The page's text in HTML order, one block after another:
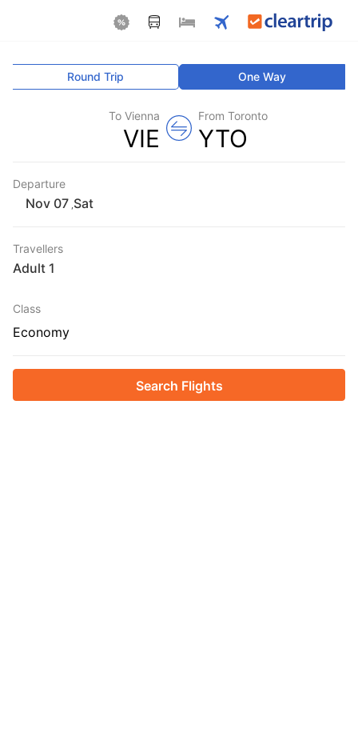
One Way
Round Trip
From Toronto
YTO
To Vienna
VIE
Departure
Sat
Travellers
1 Adult
Class
Economy